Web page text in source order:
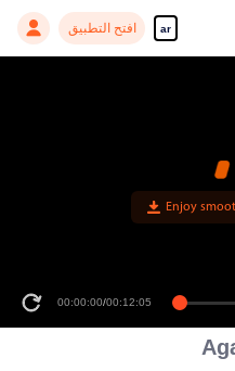
ar افتح التطبيق
Enjoy
00:00:00/00:12:05